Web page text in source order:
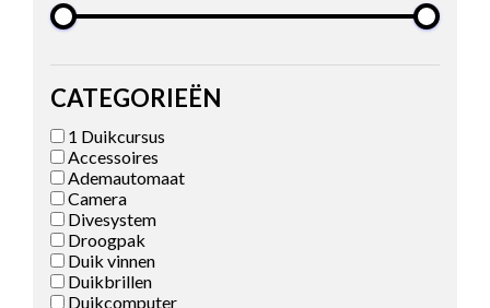
CATEGORIEËN
1 Duikcursus
Accessoires
Ademautomaat
Camera
Divesystem
Droogpak
Duik vinnen
Duikbrillen
Duikcomputer